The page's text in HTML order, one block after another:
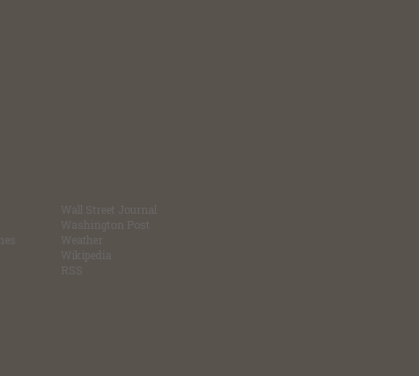
Wall Street Journal
Washington Post
Weather
Wikipedia
RSS